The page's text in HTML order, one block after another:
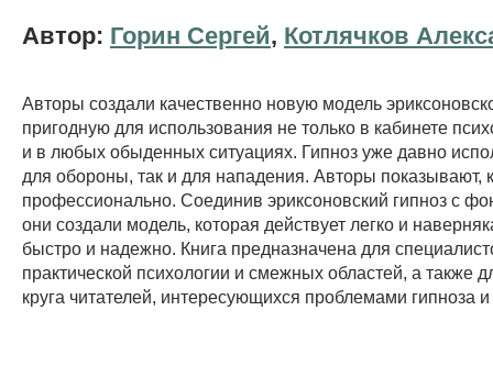
Автор: Горин Сергей, Котлячков
Авторы создали качественно новую модель
пригодную для использования не только в кабинете
и в любых обыденных ситуациях. Гипноз уже давно
для обороны, так и для нападения. Авторы показывают,
профессионально. Соединив эриксоновский гипноз с
они создали модель, которая действует легко и
быстро и надежно. Книга предназначена для
практической психологии и смежных областей, а также
круга читателей, интересующихся проблемами гипноза